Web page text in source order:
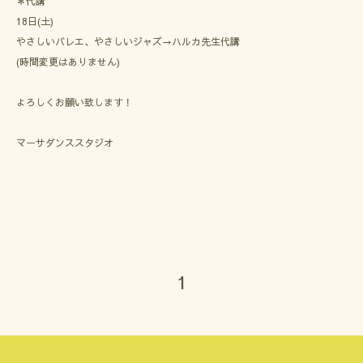
18日(土)
やさしいバレエ、やさしいジャズ→ハルカ先生代講
(時間変更はありません)
よろしくお願い致します！
マーサダンススタジオ
1